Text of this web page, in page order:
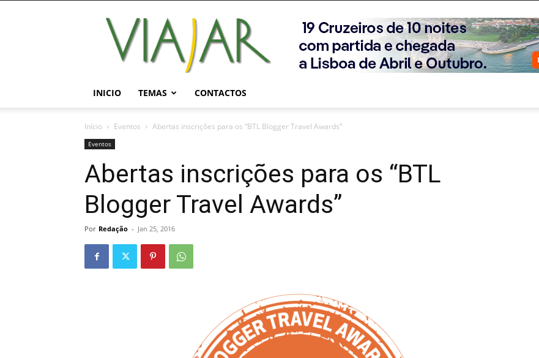
Viajar
Magazine
Online
INICIO TEMAS CONTACTOS
Início Eventos Abertas inscrições para os “BTL Blogger Travel Awards”
Eventos
Abertas inscrições para os “BTL
Blogger Travel Awards”
Por Redação - Jan 25, 2016